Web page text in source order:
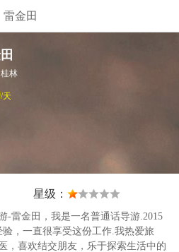
雷金田
林
/天
星级：
-雷金田，我是一名普通话导游.2015
，一直很享受这份工作.我热爱旅
，喜欢结交朋友，乐于探索生活中的